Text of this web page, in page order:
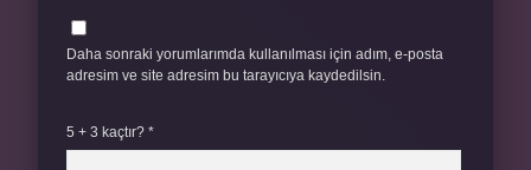
Daha sonraki yorumlarımda kullanılması için adım, e-posta
adresim ve site adresim bu tarayıcıya kaydedilsin.
5 + 3 kaçtır? *